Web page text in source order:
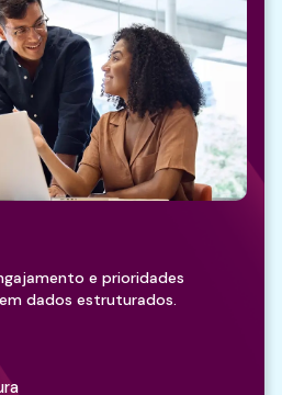
e prioridades
dados estruturados.